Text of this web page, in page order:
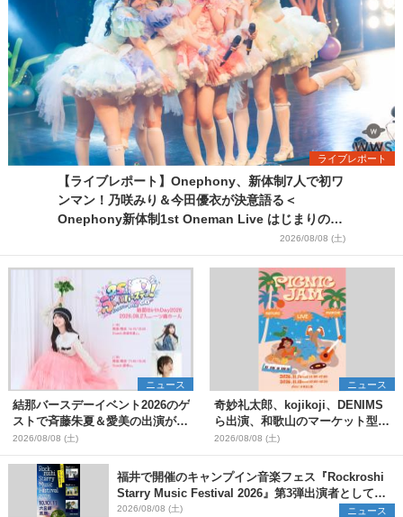
ライブレポート
【ライブレポート】Onephony、新体制7人で初ワ
ンマン！乃咲みり＆今田優衣が決意語る＜
Onephony新体制1st Oneman Live はじまりの夏
2026/08/08 (土)
ニュース
結那バースデーイベント2026のゲ
ストで斉藤朱夏＆愛美の出演が決
定
2026/08/08 (土)
ニュース
奇妙礼太郎、kojikoji、DENIMS
ら出演、和歌山のマーケット型野
外イベント『PICNIC JAM
2026』早割チケット発売開始
2026/08/08 (土)
福井で開催のキャンプイン音楽フェス『Rockroshi
Starry Music Festival 2026』第3弾出演者として
SCOOBIE DO、かりゆし58、Reiを発表
2026/08/08 (土) ニュース